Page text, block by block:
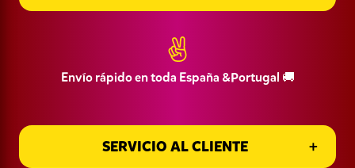
Envío rápido en toda España &Portugal 🚚
SERVICIO AL CLIENTE